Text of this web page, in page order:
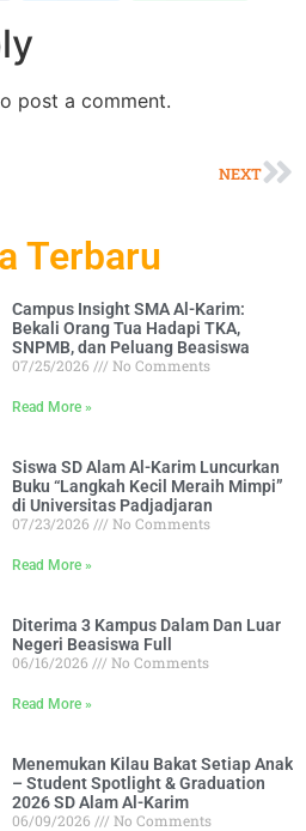
post a comment.
NEXT
Terbaru
Campus Insight SMA Al-Karim:
Bekali Orang Tua Hadapi TKA,
SNPMB, dan Peluang Beasiswa
07/25/2026
No Comments
Read More »
Siswa SD Alam Al-Karim Luncurkan
Buku “Langkah Kecil Meraih Mimpi”
di Universitas Padjadjaran
07/23/2026
No Comments
Read More »
Diterima 3 Kampus Dalam Dan Luar
Negeri Beasiswa Full
06/16/2026
No Comments
Read More »
Menemukan Kilau Bakat Setiap Anak
– Student Spotlight & Graduation
2026 SD Alam Al-Karim
06/09/2026
No Comments